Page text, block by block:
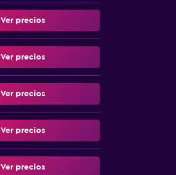
Ver precios
Ver precios
Ver precios
Ver precios
Ver precios